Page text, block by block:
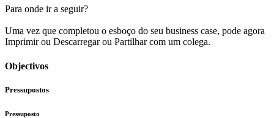
Para onde ir a seguir?
Uma vez que completou o esboço do seu business case, pode agora
Imprimirou Descarregarou Partilharcom um colega.
Objectivos
Pressupostos
Pressuposto